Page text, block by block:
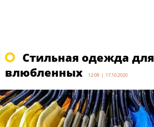
Стильная одежда для
влюбленных
12:08 | 17.10.2020